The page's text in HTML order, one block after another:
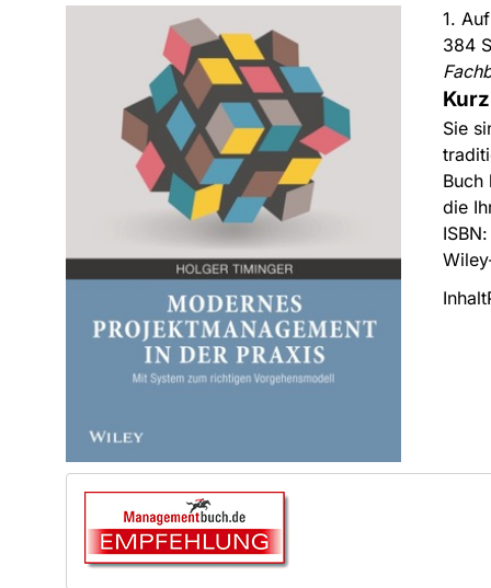
1.
384
Sie
Buch
die
Inhalt